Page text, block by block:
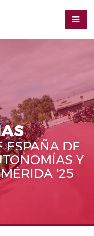
ESPAÑA DE
Y
'25